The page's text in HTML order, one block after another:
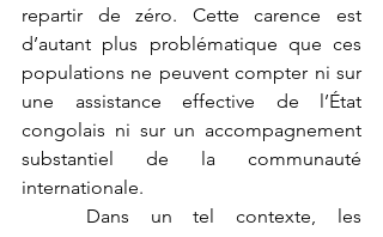
repartir de zéro. Cette carence est
d’autant plus problématique que ces
populations ne peuvent compter ni sur
une assistance effective de l’État
congolais ni sur un accompagnement
substantiel de la communauté
internationale.